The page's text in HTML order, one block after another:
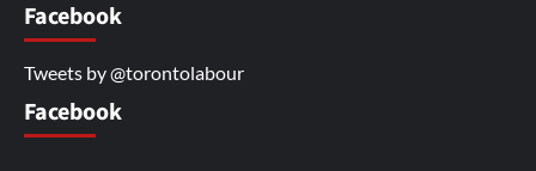
Facebook
Tweets by @torontolabour
Facebook